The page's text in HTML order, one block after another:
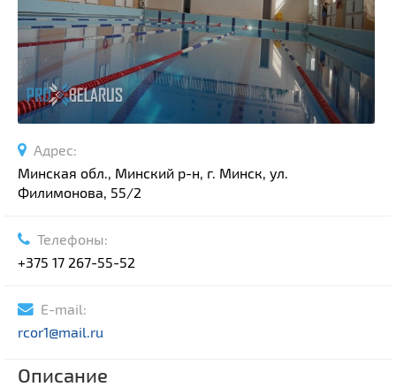
Адрес:
Минская обл., Минский р-н, г. Минск, ул.
Филимонова, 55/2
Телефоны:
+375 17 267-55-52
E-mail:
rcor1@mail.ru
Описание